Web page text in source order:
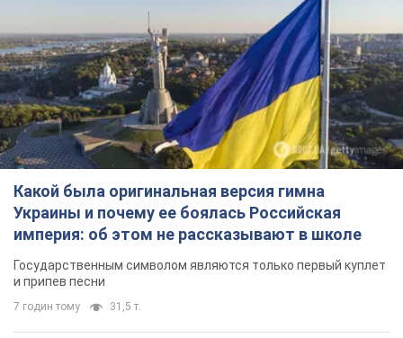
Какой была оригинальная версия гимна
Украины и почему ее боялась Российская
империя: об этом не рассказывают в школе
Государственным символом являются только первый куплет
и припев песни
7 годин тому 31,5 т.